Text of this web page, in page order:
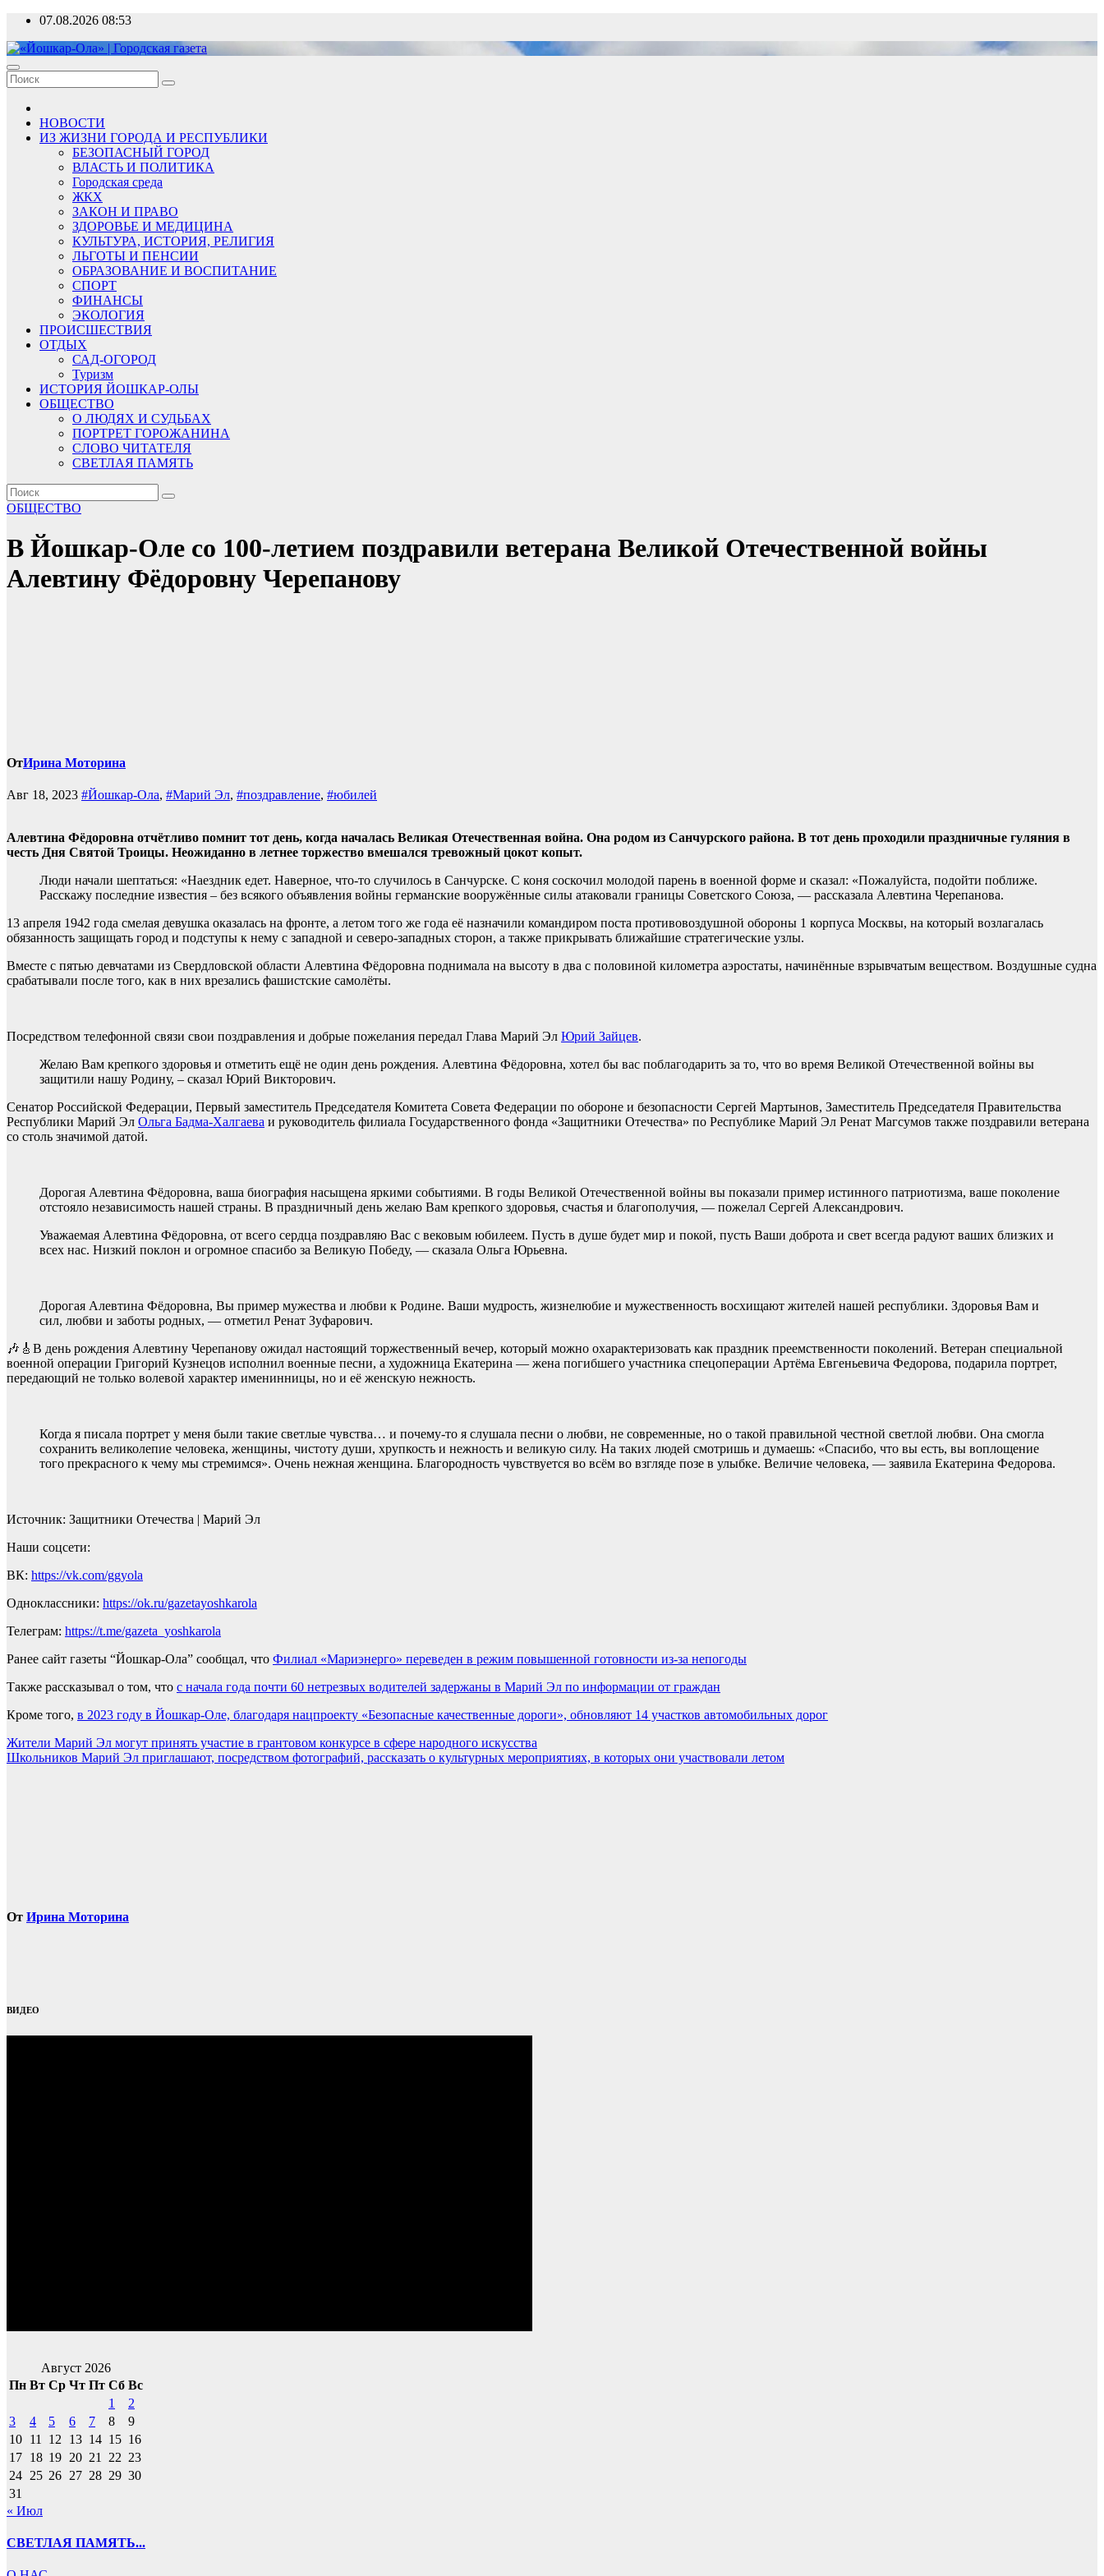
Перейти
содержимому
07.08.2026 08:53
«Йошкар-Ола» | Городская газета
Новости, события, люди
НОВОСТИ
ИЗ ЖИЗНИ ГОРОДА И РЕСПУБЛИКИ
БЕЗОПАСНЫЙ ГОРОД
ВЛАСТЬ И ПОЛИТИКА
Городская среда
ЖКХ
ЗАКОН И ПРАВО
ЗДОРОВЬЕ И МЕДИЦИНА
КУЛЬТУРА, ИСТОРИЯ, РЕЛИГИЯ
ЛЬГОТЫ И ПЕНСИИ
ОБРАЗОВАНИЕ И ВОСПИТАНИЕ
СПОРТ
ФИНАНСЫ
ЭКОЛОГИЯ
ПРОИСШЕСТВИЯ
ОТДЫХ
САД-ОГОРОД
Туризм
ИСТОРИЯ ЙОШКАР-ОЛЫ
ОБЩЕСТВО
О ЛЮДЯХ И СУДЬБАХ
ПОРТРЕТ ГОРОЖАНИНА
СЛОВО ЧИТАТЕЛЯ
СВЕТЛАЯ ПАМЯТЬ
ОБЩЕСТВО
В Йошкар-Оле со 100-летием поздравили ветерана Великой Отечественной войны
Алевтину Фёдоровну Черепанову
ОтИрина Моторина
Авг 18, 2023 #Йошкар-Ола, #Марий Эл, #поздравление, #юбилей
Алевтина Фёдоровна отчётливо помнит тот день, когда началась Великая Отечественная война. Она родом из Санчурского района. В тот день проходили праздничные гуляния в
честь Дня Святой Троицы. Неожиданно в летнее торжество вмешался тревожный цокот копыт.
Люди начали шептаться: «Наездник едет. Наверное, что-то случилось в Санчурске. С коня соскочил молодой парень в военной форме и сказал: «Пожалуйста, подойти поближе.
Расскажу последние известия – без всякого объявления войны германские вооружённые силы атаковали границы Советского Союза, — рассказала Алевтина Черепанова.
13 апреля 1942 года смелая девушка оказалась на фронте, а летом того же года её назначили командиром поста противовоздушной обороны 1 корпуса Москвы, на который возлагалась
обязанность защищать город и подступы к нему с западной и северо-западных сторон, а также прикрывать ближайшие стратегические узлы.
Вместе с пятью девчатами из Свердловской области Алевтина Фёдоровна поднимала на высоту в два с половиной километра аэростаты, начинённые взрывчатым веществом. Воздушные судна
срабатывали после того, как в них врезались фашистские самолёты.
Посредством телефонной связи свои поздравления и добрые пожелания передал Глава Марий Эл Юрий Зайцев.
Желаю Вам крепкого здоровья и отметить ещё не один день рождения. Алевтина Фёдоровна, хотел бы вас поблагодарить за то, что во время Великой Отечественной войны вы
защитили нашу Родину, – сказал Юрий Викторович.
Сенатор Российской Федерации, Первый заместитель Председателя Комитета Совета Федерации по обороне и безопасности Сергей Мартынов, Заместитель Председателя Правительства
Республики Марий Эл Ольга Бадма-Халгаева и руководитель филиала Государственного фонда «Защитники Отечества» по Республике Марий Эл Ренат Магсумов также поздравили ветерана
со столь значимой датой.
Дорогая Алевтина Фёдоровна, ваша биография насыщена яркими событиями. В годы Великой Отечественной войны вы показали пример истинного патриотизма, ваше поколение
отстояло независимость нашей страны. В праздничный день желаю Вам крепкого здоровья, счастья и благополучия, — пожелал Сергей Александрович.
Уважаемая Алевтина Фёдоровна, от всего сердца поздравляю Вас с вековым юбилеем. Пусть в душе будет мир и покой, пусть Ваши доброта и свет всегда радуют ваших близких и
всех нас. Низкий поклон и огромное спасибо за Великую Победу, — сказала Ольга Юрьевна.
Дорогая Алевтина Фёдоровна, Вы пример мужества и любви к Родине. Ваши мудрость, жизнелюбие и мужественность восхищают жителей нашей республики. Здоровья Вам и
сил, любви и заботы родных, — отметил Ренат Зуфарович.
🎶🎸В день рождения Алевтину Черепанову ожидал настоящий торжественный вечер, который можно охарактеризовать как праздник преемственности поколений. Ветеран специальной
военной операции Григорий Кузнецов исполнил военные песни, а художница Екатерина — жена погибшего участника спецоперации Артёма Евгеньевича Федорова, подарила портрет,
передающий не только волевой характер именинницы, но и её женскую нежность.
Когда я писала портрет у меня были такие светлые чувства… и почему-то я слушала песни о любви, не современные, но о такой правильной честной светлой любви. Она смогла
сохранить великолепие человека, женщины, чистоту души, хрупкость и нежность и великую силу. На таких людей смотришь и думаешь: «Спасибо, что вы есть, вы воплощение
того прекрасного к чему мы стремимся». Очень нежная женщина. Благородность чувствуется во всём во взгляде позе в улыбке. Величие человека, — заявила Екатерина Федорова.
Источник: Защитники Отечества | Марий Эл
Наши соцсети:
ВК: https://vk.com/ggyola
Одноклассники: https://ok.ru/gazetayoshkarola
Телеграм: https://t.me/gazeta_yoshkarola
Ранее сайт газеты “Йошкар-Ола” сообщал, что Филиал «Мариэнерго» переведен в режим повышенной готовности из-за непогоды
Также рассказывал о том, что c начала года почти 60 нетрезвых водителей задержаны в Марий Эл по информации от граждан
Кроме того, в 2023 году в Йошкар-Оле, благодаря нацпроекту «Безопасные качественные дороги», обновляют 14 участков автомобильных дорог
Навигация
по
Жители Марий Эл могут принять участие в грантовом конкурсе в сфере народного искусства
Школьников Марий Эл приглашают, посредством фотографий, рассказать о культурных мероприятиях, в которых они участвовали летом
От Ирина Моторина
ВИДЕО
Август 2026
Пн Вт Ср Чт Пт Сб Вс
1
2
3
4 5 6 7 8
9
10 11 12 13 14 15 16
17 18 19 20 21 22 23
24 25 26 27 28 29 30
31
« Июл
СВЕТЛАЯ ПАМЯТЬ...